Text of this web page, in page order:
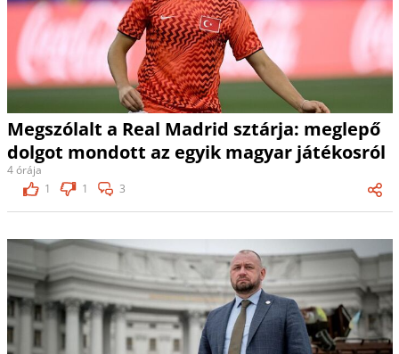
Megszólalt a Real Madrid sztárja: meglepő
dolgot mondott az egyik magyar játékosról
4 órája
1
1 3